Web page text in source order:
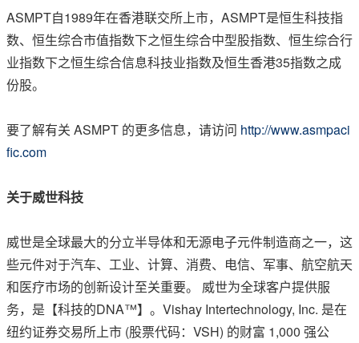
ASMPT自1989年在香港联交所上市，ASMPT是恒生科技指
数、恒生综合市值指数下之恒生综合中型股指数、恒生综合行
业指数下之恒生综合信息科技业指数及恒生香港35指数之成
份股。
要了解有关 ASMPT 的更多信息，请访问 http://www.asmpaci
fic.com
关于威世科技
威世是全球最大的分立半导体和无源电子元件制造商之一，这
些元件对于汽车、工业、计算、消费、电信、军事、航空航天
和医疗市场的创新设计至关重要。 威世为全球客户提供服
务，是【科技的DNA™】。Vishay Intertechnology, Inc. 是在
纽约证券交易所上市 (股票代码：VSH) 的财富 1,000 强公